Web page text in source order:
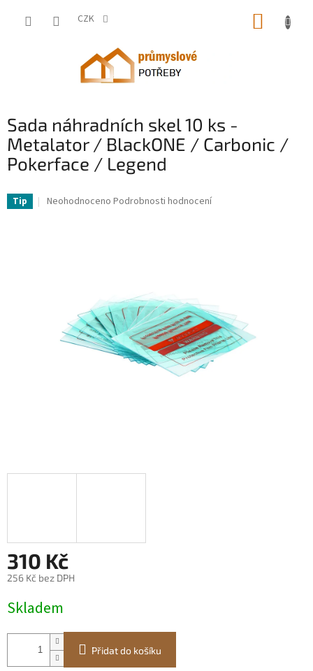
CZK
Sada náhradních skel 10 ks -
Metalator / BlackONE / Carbonic /
Pokerface / Legend
Tip
Průměrné
Neohodnoceno Podrobnosti hodnocení
310 Kč
256 Kč bez DPH
cena:
Skladem
Přidat do košíku